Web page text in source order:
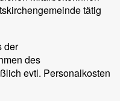
tätig
der
des
evtl. Personalkosten